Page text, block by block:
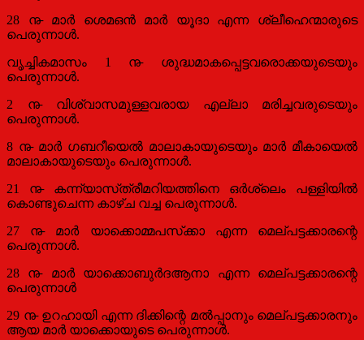
28 ൹ മാര്‍ ശെമഒന്‍ മാര്‍ യൂദാ എന്ന ശ്ലീഹെന്മാരുടെ
പെരുന്നാള്‍.
വൃച്ചികമാസം 1 ൹ ശുദ്ധമാകപ്പെട്ടവരൊക്കയുടെയും
പെരുന്നാള്‍.
2 ൹ വിശ്വാസമുള്ളവരായ എല്ലാ മരിച്ചവരുടെയും
പെരുന്നാള്‍.
8 ൹ മാര്‍ ഗബറീയെല്‍ മാലാകായുടെയും മാര്‍ മീകായെല്‍
മാലാകായുടെയും പെരുന്നാള്‍.
21 ൹ കന്ന്യാസ്‌ത്രീമറിയത്തിനെ ഒര്‍ശ്ലെം പള്ളിയില്‍
കൊണ്ടുചെന്ന കാഴ്‌ച വച്ച പെരുന്നാള്‍.
27 ൹ മാര്‍ യാക്കൊമ്മപസ്‌ക്കാ എന്ന മെല്‌പട്ടക്കാരന്റെ
പെരുന്നാള്‍.
28 ൹ മാര്‍ യാക്കൊബുര്‍ദആനാ എന്ന മെല്‌പട്ടക്കാരന്റെ
പെരുന്നാള്‍
29 ൹ ഉറഹായി എന്ന ദിക്കിന്റെ മല്‍പ്പാനും മെല്‌പട്ടക്കാരനും
ആയ മാര്‍ യാക്കൊയുടെ പെരുന്നാള്‍.